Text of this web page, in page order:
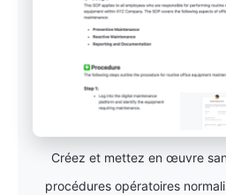
Créez et mettez en œuvre
procédures opératoires